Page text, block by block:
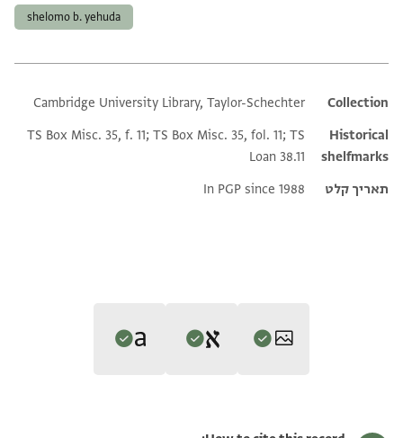
shelomo b. yehuda
Additional metadata
Collection
Cambridge University Library, Taylor-Schechter
Historical
shelfmarks
TS Box Misc. 35, f. 11; TS Box Misc. 35, fol. 11; TS
Loan 38.11
תאריך קלט
In PGP since 1988
משה גיל, (634–1099) ארץ-ישראל בתקופה המוסלמית הראשונהv‎